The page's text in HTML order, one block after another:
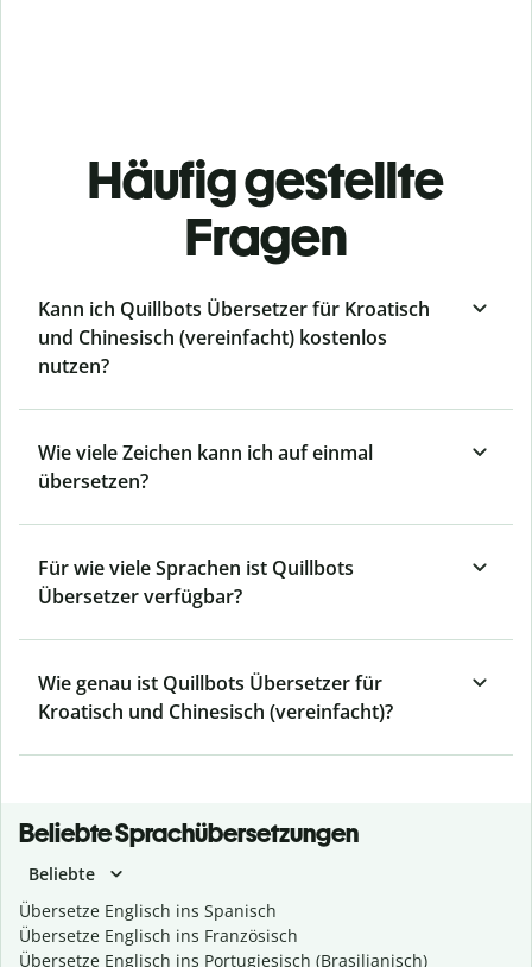
Häufig gestellte
Fragen
Kann ich Quillbots Übersetzer für Kroatisch
und Chinesisch (vereinfacht) kostenlos
nutzen?
Wie viele Zeichen kann ich auf einmal
übersetzen?
Für wie viele Sprachen ist Quillbots
Übersetzer verfügbar?
Wie genau ist Quillbots Übersetzer für
Kroatisch und Chinesisch (vereinfacht)?
Beliebte Sprachübersetzungen
Beliebte
Übersetze Englisch ins Spanisch
Übersetze Englisch ins Französisch
Übersetze Englisch ins Portugiesisch (Brasilianisch)